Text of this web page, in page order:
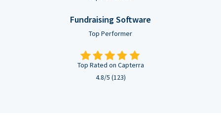
Fundraising Software
Top Performer
Top Rated on Capterra
4.8/5 (123)